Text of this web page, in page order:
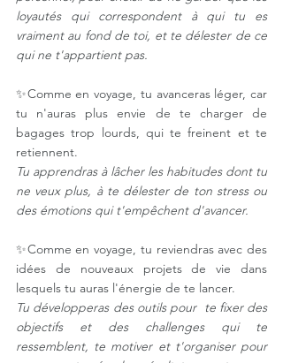
loyautés qui correspondent à qui tu es
vraiment au fond de toi, et te délester de ce
qui ne t'appartient pas.
✨Comme en voyage, tu avanceras léger, car
tu n'auras plus envie de te charger de
bagages trop lourds, qui te freinent et te
retiennent. ⠀
Tu apprendras à lâcher les habitudes dont tu
ne veux plus, à te délester de ton stress ou
des émotions qui t'empêchent d'avancer.
✨Comme en voyage, tu reviendras avec des
idées de nouveaux projets de vie dans
lesquels tu auras l'énergie de te lancer.⠀
Tu développeras des outils pour  te fixer des
objectifs et des challenges qui te
ressemblent, te motiver et t'organiser pour